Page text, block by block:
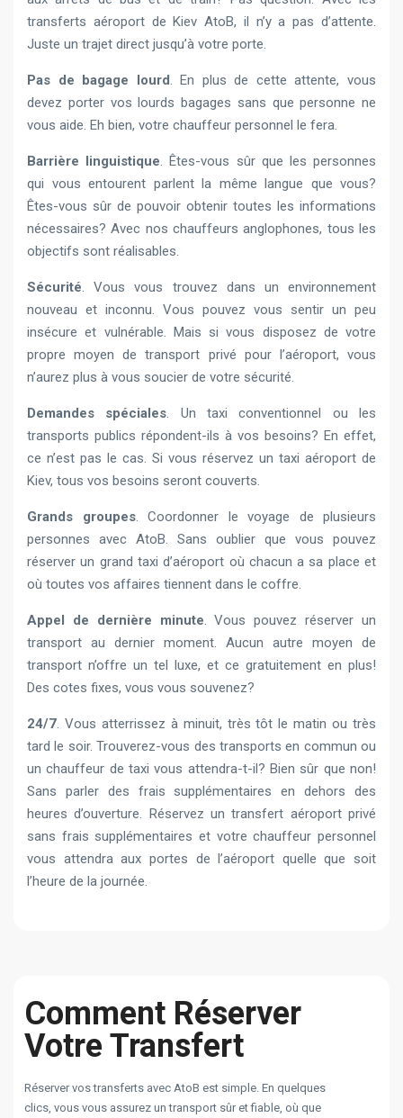
transferts aéroport de Kiev AtoB, il n’y a pas d’attente.
Juste un trajet direct jusqu’à votre porte.
Pas de bagage lourd . En plus de cette attente, vous
devez porter vos lourds bagages sans que personne ne
vous aide. Eh bien, votre chauffeur personnel le fera.
Barrière linguistique. Êtes-vous sûr que les personnes
qui vous entourent parlent la même langue que vous?
Êtes-vous sûr de pouvoir obtenir toutes les informations
nécessaires? Avec nos chauffeurs anglophones, tous les
objectifs sont réalisables.
Sécurité. Vous vous trouvez dans un environnement
nouveau et inconnu. Vous pouvez vous sentir un peu
insécure et vulnérable. Mais si vous disposez de votre
propre moyen de transport privé pour l’aéroport, vous
n’aurez plus à vous soucier de votre sécurité.
Demandes spéciales. Un taxi conventionnel ou les
transports publics répondent-ils à vos besoins? En effet,
ce n’est pas le cas. Si vous réservez un taxi aéroport de
Kiev, tous vos besoins seront couverts.
Grands groupes. Coordonner le voyage de plusieurs
personnes avec AtoB. Sans oublier que vous pouvez
réserver un grand taxi d’aéroport où chacun a sa place et
où toutes vos affaires tiennent dans le coffre.
Appel de dernière minute. Vous pouvez réserver un
transport au dernier moment. Aucun autre moyen de
transport n’offre un tel luxe, et ce gratuitement en plus!
Des cotes fixes, vous vous souvenez?
24/7. Vous atterrissez à minuit, très tôt le matin ou très
tard le soir. Trouverez-vous des transports en commun ou
un chauffeur de taxi vous attendra-t-il? Bien sûr que non!
Sans parler des frais supplémentaires en dehors des
heures d’ouverture. Réservez un transfert aéroport privé
sans frais supplémentaires et votre chauffeur personnel
vous attendra aux portes de l’aéroport quelle que soit
l’heure de la journée.
Comment Réserver
Votre Transfert
Réserver vos transferts avec AtoB est simple. En quelques
clics, vous vous assurez un transport sûr et fiable, où que